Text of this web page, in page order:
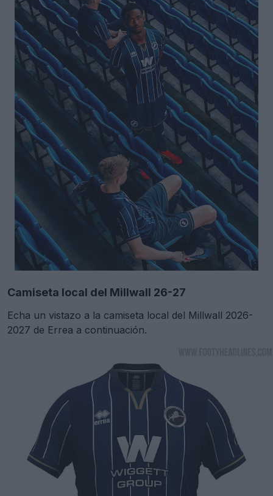
Camiseta local del Millwall 26-27
Echa un vistazo a la camiseta local del Millwall 2026-
2027 de Errea a continuación.